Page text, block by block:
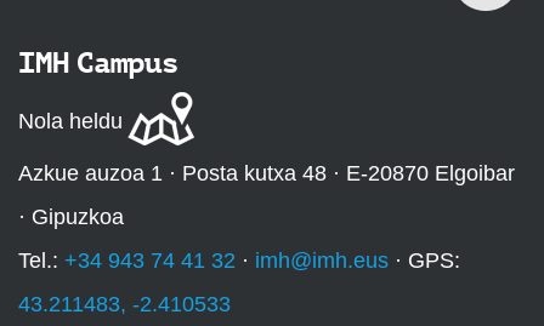
IMH Campus
Nola heldu
Azkue auzoa 1 · Posta kutxa 48 · E-20870 Elgoibar
· Gipuzkoa
Tel.: +34 943 74 41 32 · imh@imh.eus · GPS:
43.211483, -2.410533